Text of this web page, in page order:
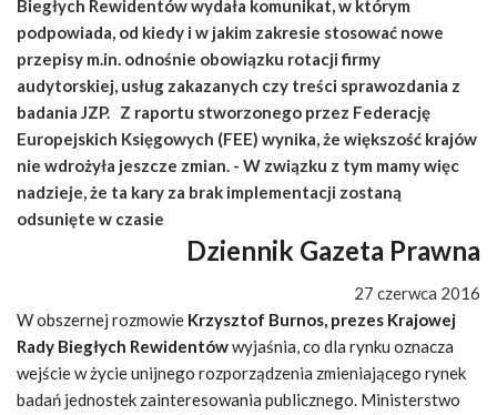
Biegłych Rewidentów wydała komunikat, w którym
podpowiada, od kiedy i w jakim zakresie stosować nowe
przepisy m.in. odnośnie obowiązku rotacji firmy
audytorskiej, usług zakazanych czy treści sprawozdania z
badania JZP. Z raportu stworzonego przez Federację
Europejskich Księgowych (FEE) wynika, że większość krajów
nie wdrożyła jeszcze zmian. - W związku z tym mamy więc
nadzieje, że ta kary za brak implementacji zostaną
odsunięte w czasie
Dziennik Gazeta Prawna
27 czerwca 2016
W obszernej rozmowie Krzysztof Burnos, prezes Krajowej
Rady Biegłych Rewidentówwyjaśnia, co dla rynku oznacza
wejście w życie unijnego rozporządzenia zmieniającego rynek
badań jednostek zainteresowania publicznego. Ministerstwo